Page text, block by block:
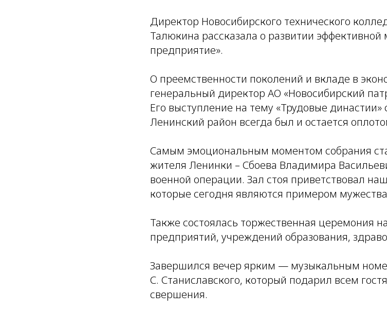
Директор Новосибирского технического
Талюкина рассказала о развитии
предприятие».
О преемственности поколений и вкладе в
генеральный директор АО «Новосибирский
Его выступление на тему «Трудовые
Ленинский район всегда был и остается
Самым эмоциональным моментом собрания
жителя Ленинки – Сбоева Владимира
военной операции. Зал стоя приветствовал
которые сегодня являются примером
Также состоялась торжественная церемония
предприятий, учреждений образования,
Завершился вечер ярким — музыкальным
С. Станиславского, который подарил всем
свершения.